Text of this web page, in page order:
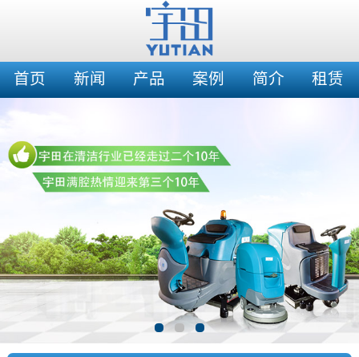
首页 新闻 产品 案例 简介 租赁